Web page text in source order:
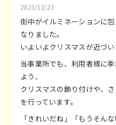
2025/12/23
街中がイルミネーションに
なりました。
いよいよクリスマスが近づい
当事業所でも、利用者様に
よう、
クリスマスの飾り付けや、
を行っています。
「きれいだね」「もうそん